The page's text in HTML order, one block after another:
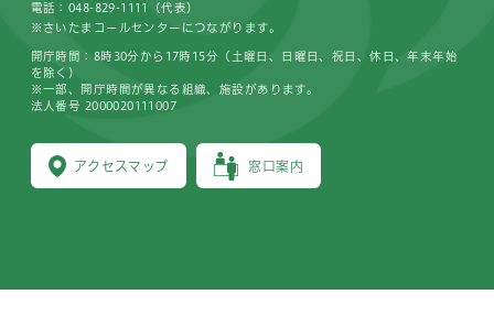
電話：048-829-1111（代表）
※さいたまコールセンターにつながります。
アクセスマップ 窓口案内
開庁時間：8時30分から17時15分（土曜日、日曜日、祝日、休日、年末年始
を除く）
※一部、開庁時間が異なる組織、施設があります。
法人番号 2000020111007